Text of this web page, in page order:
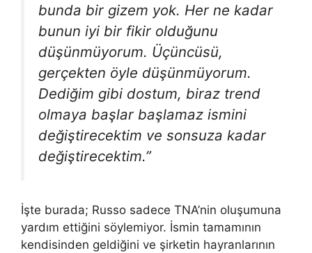
bunda bir gizem yok. Her ne kadar
bunun iyi bir fikir olduğunu
düşünmüyorum. Üçüncüsü,
gerçekten öyle düşünmüyorum.
Dediğim gibi dostum, biraz trend
olmaya başlar başlamaz ismini
değiştirecektim ve sonsuza kadar
değiştirecektim.”
İşte burada; Russo sadece TNA’nin oluşumuna
yardım ettiğini söylemiyor. İsmin tamamının
kendisinden geldiğini ve şirketin hayranlarının